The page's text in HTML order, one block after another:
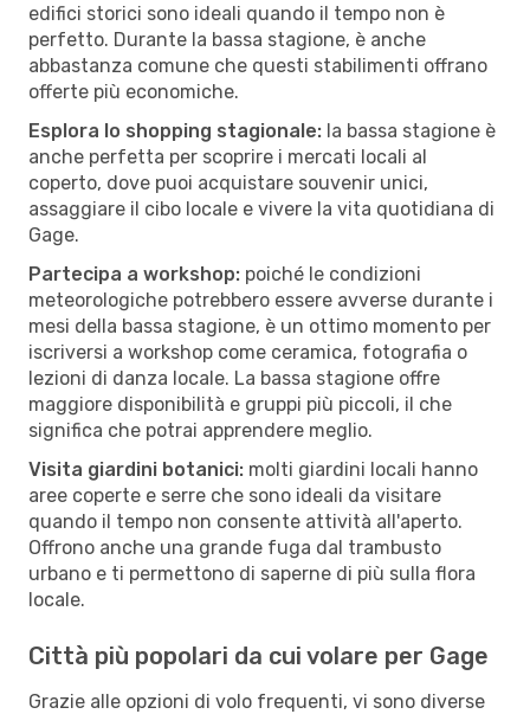
edifici storici sono ideali quando il tempo non è
perfetto. Durante la bassa stagione, è anche
abbastanza comune che questi stabilimenti offrano
offerte più economiche.
Esplora lo shopping stagionale: la bassa stagione è
anche perfetta per scoprire i mercati locali al
coperto, dove puoi acquistare souvenir unici,
assaggiare il cibo locale e vivere la vita quotidiana di
Gage.
Partecipa a workshop: poiché le condizioni
meteorologiche potrebbero essere avverse durante i
mesi della bassa stagione, è un ottimo momento per
iscriversi a workshop come ceramica, fotografia o
lezioni di danza locale. La bassa stagione offre
maggiore disponibilità e gruppi più piccoli, il che
significa che potrai apprendere meglio.
Visita giardini botanici: molti giardini locali hanno
aree coperte e serre che sono ideali da visitare
quando il tempo non consente attività all'aperto.
Offrono anche una grande fuga dal trambusto
urbano e ti permettono di saperne di più sulla flora
locale.
Città più popolari da cui volare per Gage
Grazie alle opzioni di volo frequenti, vi sono diverse